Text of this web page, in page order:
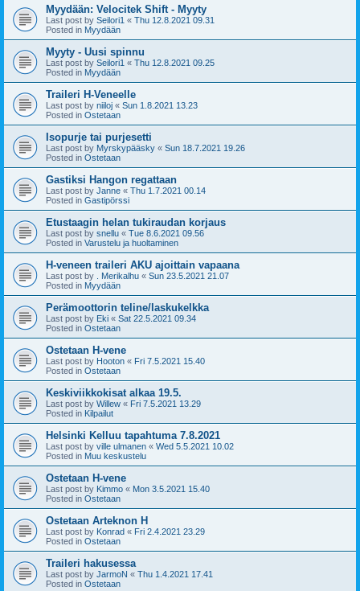
Myydään: Velocitek Shift - Myyty
Last post by Seilori1 « Thu 12.8.2021 09.31
Posted in Myydään
Myyty - Uusi spinnu
Last post by Seilori1 « Thu 12.8.2021 09.25
Posted in Myydään
Traileri H-Veneelle
Last post by niiloj « Sun 1.8.2021 13.23
Posted in Ostetaan
Isopurje tai purjesetti
Last post by Myrskypääsky « Sun 18.7.2021 19.26
Posted in Ostetaan
Gastiksi Hangon regattaan
Last post by Janne « Thu 1.7.2021 00.14
Posted in Gastipörssi
Etustaagin helan tukiraudan korjaus
Last post by snellu « Tue 8.6.2021 09.56
Posted in Varustelu ja huoltaminen
H-veneen traileri AKU ajoittain vapaana
Last post by . Merikalhu « Sun 23.5.2021 21.07
Posted in Myydään
Perämoottorin teline/laskukelkka
Last post by Eki « Sat 22.5.2021 09.34
Posted in Ostetaan
Ostetaan H-vene
Last post by Hooton « Fri 7.5.2021 15.40
Posted in Ostetaan
Keskiviikkokisat alkaa 19.5.
Last post by Willew « Fri 7.5.2021 13.29
Posted in Kilpailut
Helsinki Kelluu tapahtuma 7.8.2021
Last post by ville ulmanen « Wed 5.5.2021 10.02
Posted in Muu keskustelu
Ostetaan H-vene
Last post by Kimmo « Mon 3.5.2021 15.40
Posted in Ostetaan
Ostetaan Arteknon H
Last post by Konrad « Fri 2.4.2021 23.29
Posted in Ostetaan
Traileri hakusessa
Last post by JarmoN « Thu 1.4.2021 17.41
Posted in Ostetaan